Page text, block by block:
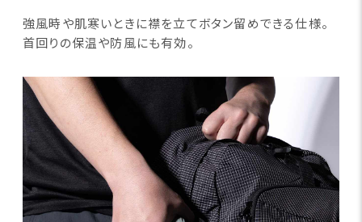
強風時や肌寒いときに襟を立てボタン留めできる仕様。
首回りの保温や防風にも有効。